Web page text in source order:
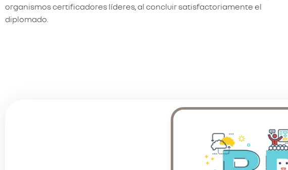
organismos certificadores líderes, al concluir satisfactoriamente el
diplomado.